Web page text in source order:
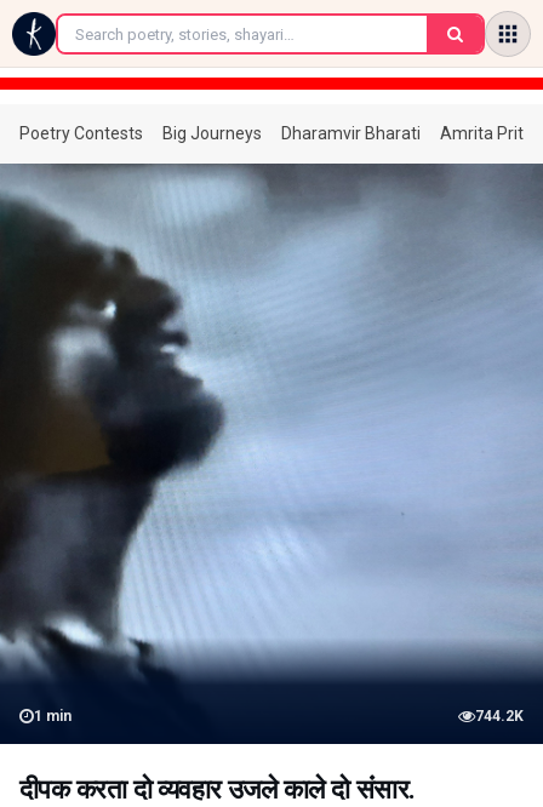
←
Poetry Contests Big Journeys Dharamvir Bharati Amrita
1 min 744.2K
दीपक करता दो व्यवहार उजले काले दो संंसार.